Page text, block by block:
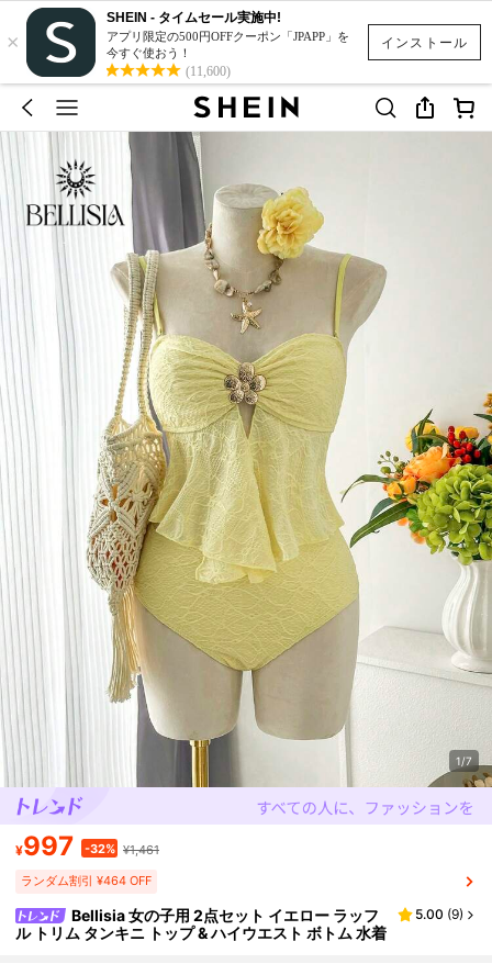
インストール
×
SHEIN - タイムセール実施中!
アプリ限定の500円OFFクーポン「JPAPP」を
今すぐ使おう！
(11,600)
1/7
¥997 -32% ¥1,461
ランダム割引 ¥464 OFF
Bellisia 女の子用 2点セット イエロー ラッフ
ル トリム タンキニ トップ & ハイウエスト ボトム 水着
5.00 (9)